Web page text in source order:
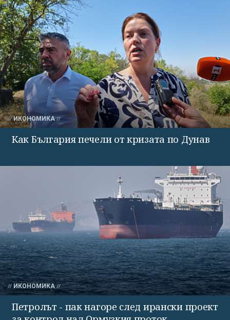
ИКОНОМИКА
Как България печели от кризата по Дунав
ИКОНОМИКА
Петролът - пак нагоре след ирански проект